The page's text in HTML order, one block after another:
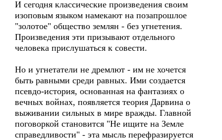
И сегодня классические произведения своим
изоповым языком намекают на позапрошлое
"золотое" общество землян - без угнетения.
Произведения эти призывают отдельного
человека прислушаться к совести.
Но и угнетатели не дремлют - им не хочется
быть равными среди равных. Ими создается
псевдо-история, основанная на фантазиях о
вечных войнах, появляется теория Дарвина о
выживании сильных в мире вражды. Главной
поговоркой становится "Не ищите на Земле
справедливости" - эта мысль перефразируется